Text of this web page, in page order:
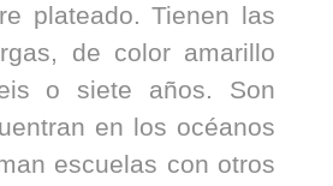
plateado. Tienen las
de color amarillo
o siete años. Son
en los océanos
escuelas con otros